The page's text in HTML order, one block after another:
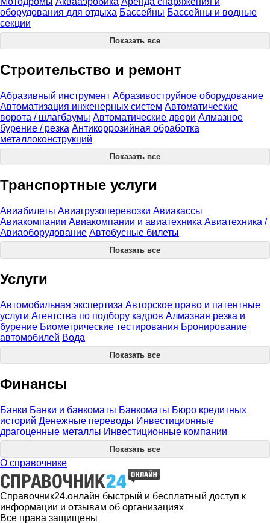
оборудования для отдыха Бассейны Бассейны и водные
секции
Показать все
Строительство и ремонт
Абразивный инструмент Абразивоструйное оборудование
Автоматизация инженерных систем Автоматические
ворота / шлагбаумы Автоматические двери Алмазное
бурение / резка Антикоррозийная обработка
металлоконструкций
Показать все
Транспортные услуги
Авиабилеты Авиагрузоперевозки Авиакассы
Авиакомпании Авиакомпании и авиатехника Авиатехника /
Авиаоборудование Автобусные билеты
Показать все
Услуги
Автомобильная экспертиза Авторское право и патентные
услуги Агентства по подбору кадров Алмазная резка и
бурение Биометрические тестирования Бронирование
автомобилей Вода
Показать все
Финансы
Банки Банки и банкоматы Банкоматы Бюро кредитных
историй Денежные переводы Инвестиционные
драгоценные металлы Инвестиционные компании
Показать все
О справочнике
Справочник24.онлайн быстрый и бесплатный доступ к
информации и отзывам об организациях
Все права защищены